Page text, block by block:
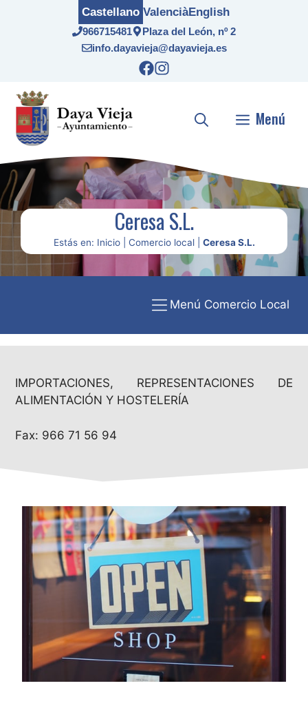
966715481
Plaza del León, nº 2
info.dayavieja@dayavieja.es
Castellano ValenciàEnglish
Menú
Ceresa S.L.
Estás en: Inicio| Comercio local| Ceresa S.L.
Menú Comercio Local
IMPORTACIONES, REPRESENTACIONES DE
ALIMENTACIÓN Y HOSTELERÍA
Fax: 966 71 56 94